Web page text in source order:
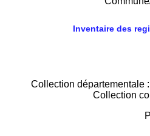
Inventaire des
Collection départementale
Collection